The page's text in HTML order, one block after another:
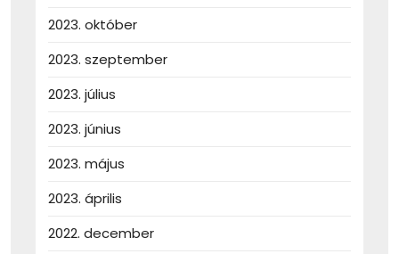
2023. október
2023. szeptember
2023. július
2023. június
2023. május
2023. április
2022. december